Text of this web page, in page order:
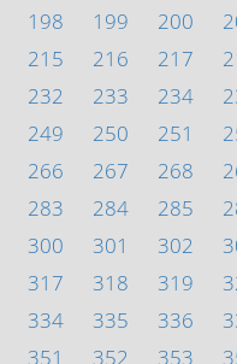
198 199 200
215 216 217
232 233 234
249 250 251
266 267 268
283 284 285
300 301 302
317 318 319
334 335 336
351 352 353